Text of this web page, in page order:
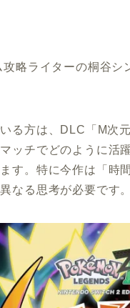
略ライターの桐谷
る方は、DLC「M次
ッチでどのように活
す。特に今作は「時
なる思考が必要です